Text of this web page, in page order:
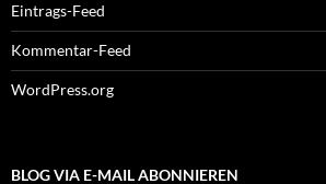
Eintrags-Feed
Kommentar-Feed
WordPress.org
BLOG VIA E-MAIL ABONNIEREN